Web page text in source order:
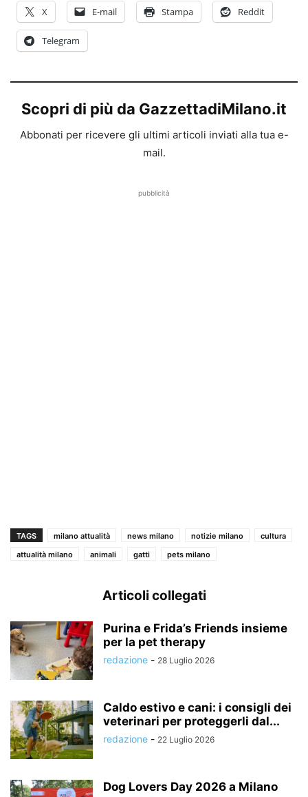
X E-mail Stampa Reddit
Telegram
Scopri di più da GazzettadiMilano.it
Abbonati per ricevere gli ultimi articoli inviati alla tua e-
mail.
pubblicità
TAGS milano attualità news milano notizie milano
cultura
attualità milano
animali gatti pets milano
Articoli collegati
Purina e Frida’s Friends insieme
per la pet therapy
redazione - 28 Luglio 2026
Caldo estivo e cani: i consigli dei
veterinari per proteggerli dal...
redazione - 22 Luglio 2026
Dog Lovers Day 2026 a Milano